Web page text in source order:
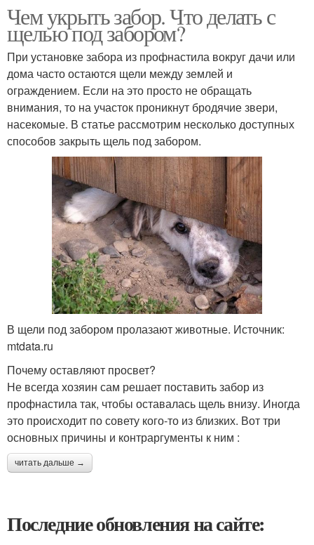
Чем укрыть забор. Что делать с
щелью под забором?
При установке забора из профнастила вокруг дачи или
дома часто остаются щели между землей и
ограждением. Если на это просто не обращать
внимания, то на участок проникнут бродячие звери,
насекомые. В статье рассмотрим несколько доступных
способов закрыть щель под забором.
В щели под забором пролазают животные. Источник:
mtdata.ru
Почему оставляют просвет?
Не всегда хозяин сам решает поставить забор из
профнастила так, чтобы оставалась щель внизу. Иногда
это происходит по совету кого-то из близких. Вот три
основных причины и контраргументы к ним :
читать дальше →
Последние обновления на сайте: